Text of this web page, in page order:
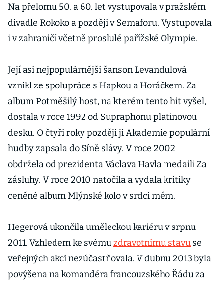
Na přelomu 50. a 60. let vystupovala v pražském
divadle Rokoko a později v Semaforu. Vystupovala
i v zahraničí včetně proslulé pařížské Olympie.
Její asi nejpopulárnější šanson Levandulová
vznikl ze spolupráce s Hapkou a Horáčkem. Za
album Potměšilý host, na kterém tento hit vyšel,
dostala v roce 1992 od Supraphonu platinovou
desku. O čtyři roky později ji Akademie populární
hudby zapsala do Síně slávy. V roce 2002
obdržela od prezidenta Václava Havla medaili Za
zásluhy. V roce 2010 natočila a vydala kritiky
ceněné album Mlýnské kolo v srdci mém.
Hegerová ukončila uměleckou kariéru v srpnu
2011. Vzhledem ke svémuzdravotnímu stavu se
veřejných akcí nezúčastňovala. V dubnu 2013 byla
povýšena na komandéra francouzského Řádu za